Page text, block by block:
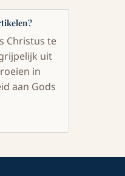
Christus te
uit
in
aan Gods